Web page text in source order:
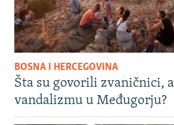
BOSNA I HERCEGOVINA
Šta su govorili zvaničnici, a
vandalizmu u Međugorju?